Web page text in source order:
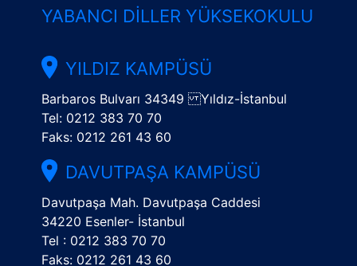
YABANCI DILLER YÜKSEKOKULU
YILDIZ KAMPÜSÜ
Barbaros Bulvarı 34349 Yıldız-İstanbul
Tel: 0212 383 70 70
Faks: 0212 261 43 60
DAVUTPAŞA KAMPÜSÜ
Davutpaşa Mah. Davutpaşa Caddesi
34220 Esenler- İstanbul
Tel : 0212 383 70 70
Faks: 0212 261 43 60